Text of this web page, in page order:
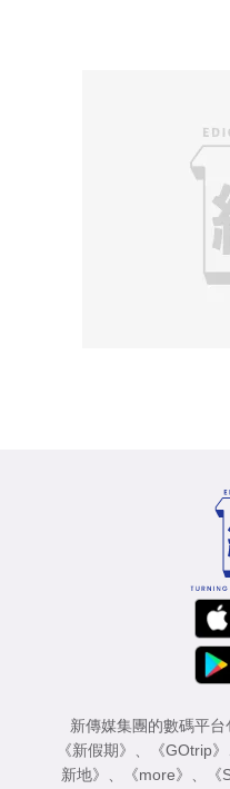
新傳媒集團的數碼平
《新假期》 、 《GOtrip》
新地》 、 《more》 、